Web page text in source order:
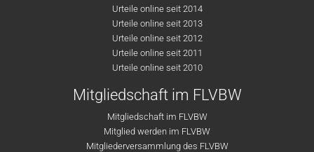
Urteile online seit 2014
Urteile online seit 2013
Urteile online seit 2012
Urteile online seit 2011
Urteile online seit 2010
Mitgliedschaft im FLVBW
Mitgliedschaft im FLVBW
Mitglied werden im FLVBW
Mitgliederversammlung des FLVBW